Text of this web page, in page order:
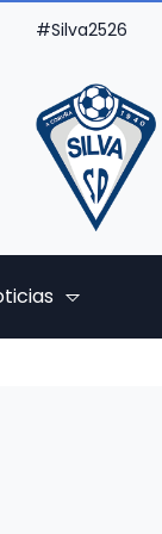
#Silva2526